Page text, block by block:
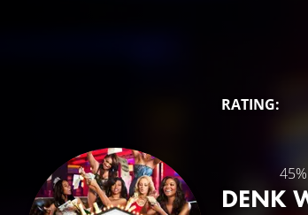
RATING:
45%
DENK